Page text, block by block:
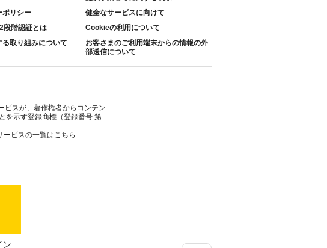
ポリシー
健全なサービスに向けて
段階認証とは
Cookieの利用について
る取り組みについて
お客さまのご利用端末からの情報の外
部送信について
ビスが、著作権者からコンテン
を示す登録商標（登録番号 第
ビスの一覧はこちら
ン